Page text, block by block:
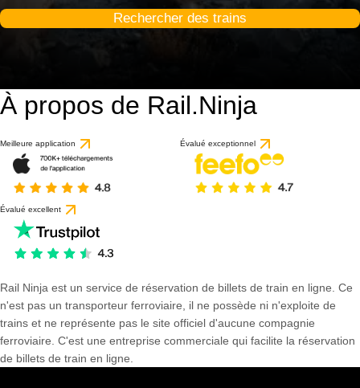
Rechercher des trains
À propos de Rail.Ninja
Meilleure application Évalué exceptionnel
Évalué excellent
Rail Ninja est un service de réservation de billets de train en ligne. Ce
n'est pas un transporteur ferroviaire, il ne possède ni n'exploite de
trains et ne représente pas le site officiel d'aucune compagnie
ferroviaire. C'est une entreprise commerciale qui facilite la réservation
de billets de train en ligne.